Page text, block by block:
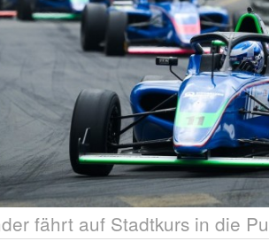
fährt auf Stadtkurs in die